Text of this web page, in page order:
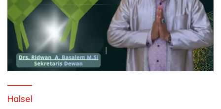
Halsel